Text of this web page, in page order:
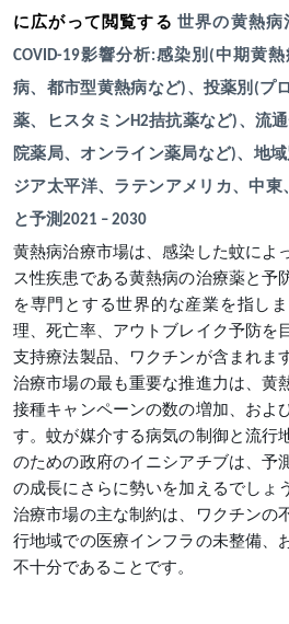
に広がって閲覧する 世界の黄熱病
COVID-19影響分析:感染別(中期黄
病、都市型黄熱病など)、投薬別(プ
薬、ヒスタミンH2拮抗薬など)、流
院薬局、オンライン薬局など)、地
ジア太平洋、ラテンアメリカ、中
と予測2021 – 2030
黄熱病治療市場は、感染した蚊によ
ス性疾患である黄熱病の治療薬と予
を専門とする世界的な産業を指し
理、死亡率、アウトブレイク予防を
支持療法製品、ワクチンが含まれま
治療市場の最も重要な推進力は、黄
接種キャンペーンの数の増加、およ
す。蚊が媒介する病気の制御と流行
のための政府のイニシアチブは、予
の成長にさらに勢いを加えるでしょ
治療市場の主な制約は、ワクチンの
行地域での医療インフラの未整備、
不十分であることです。